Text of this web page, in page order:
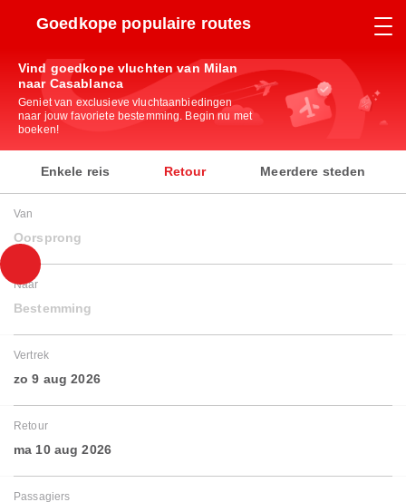
Goedkope populaire routes
Vind goedkope vluchten van Milan
naar Casablanca
Geniet van exclusieve vluchtaanbiedingen
naar jouw favoriete bestemming. Begin nu met
boeken!
Enkele reis Retour Meerdere steden
Van
Oorsprong
Naar
Bestemming
Vertrek
zo 9 aug 2026
Retour
ma 10 aug 2026
Passagiers